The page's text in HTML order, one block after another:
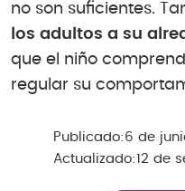
no son suficientes.
los adultos a su
que el niño
regular su
Publicado: 6 de
Actualizado:12 de